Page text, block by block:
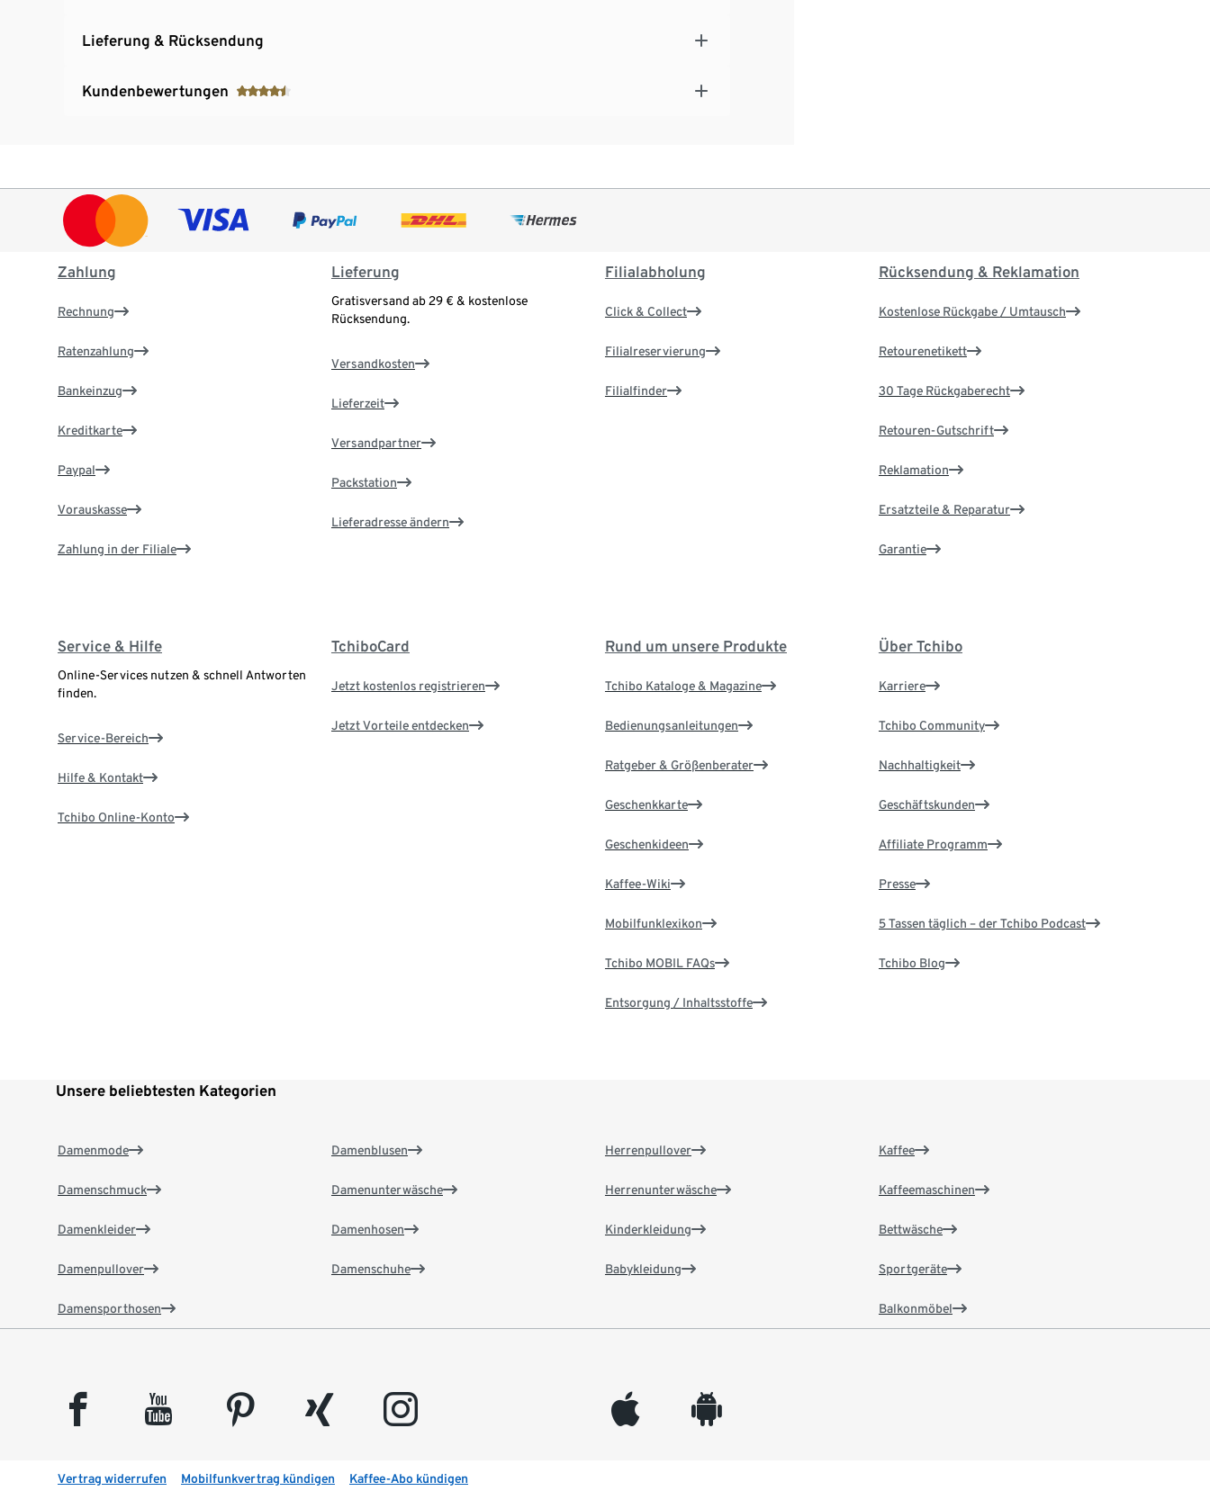
Lieferung & Rücksendung
Kundenbewertungen
Zahlung
Rechnung
Ratenzahlung
Bankeinzug
Kreditkarte
Paypal
Vorauskasse
Zahlung in der Filiale
Lieferung
Gratisversand ab 29 € & kostenlose
Rücksendung.
Versandkosten
Lieferzeit
Versandpartner
Packstation
Lieferadresse ändern
Filialabholung
Click & Collect
Filialreservierung
Filialfinder
Rücksendung & Reklamation
Kostenlose Rückgabe / Umtausch
Retourenetikett
30 Tage Rückgaberecht
Retouren-Gutschrift
Reklamation
Ersatzteile & Reparatur
Garantie
Service & Hilfe
Online-Services nutzen & schnell Antworten
finden.
Service-Bereich
Hilfe & Kontakt
Tchibo Online-Konto
TchiboCard
Jetzt kostenlos registrieren
Jetzt Vorteile entdecken
Rund um unsere Produkte
Tchibo Kataloge & Magazine
Bedienungsanleitungen
Ratgeber & Größenberater
Geschenkkarte
Geschenkideen
Kaffee-Wiki
Mobilfunklexikon
Tchibo MOBIL FAQs
Entsorgung / Inhaltsstoffe
Über Tchibo
Karriere
Tchibo Community
Nachhaltigkeit
Geschäftskunden
Affiliate Programm
Presse
5 Tassen täglich – der Tchibo Podcast
Tchibo Blog
Unsere beliebtesten Kategorien
Damenmode
Damenschmuck
Damenkleider
Damenpullover
Damensporthosen
Damenblusen
Damenunterwäsche
Damenhosen
Damenschuhe
Herrenpullover
Herrenunterwäsche
Kinderkleidung
Babykleidung
Kaffee
Kaffeemaschinen
Bettwäsche
Sportgeräte
Balkonmöbel
facebook youtube pinterest xing instagram appleinc android
Vertrag widerrufen Mobilfunkvertrag kündigen Kaffee-Abo kündigen